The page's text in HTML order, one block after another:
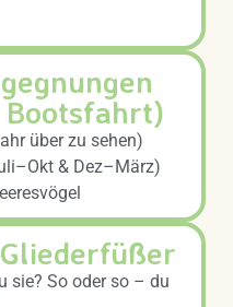
über zu sehen)
& Dez–März)
sie? So oder so – du